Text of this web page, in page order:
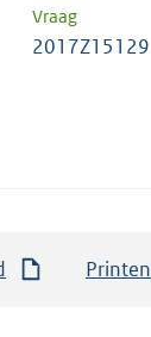
Vraag
2017Z15129
Printen